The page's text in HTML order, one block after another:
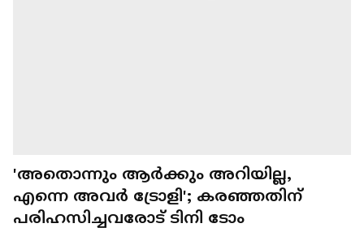
'അതൊന്നും ആർക്കും അറിയില്ല,
എന്നെ അവർ ട്രോളി'; കരഞ്ഞതിന്
പരിഹസിച്ചവരോട് ടിനി ടോം